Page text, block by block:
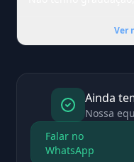
Ver
Ainda
Nossa
Falar no
WhatsApp